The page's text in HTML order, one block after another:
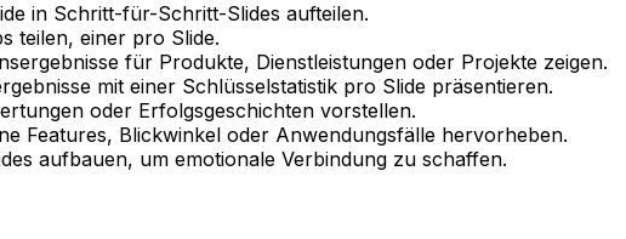
in Schritt-für-Schritt-Slides aufteilen.
teilen, einer pro Slide.
für Produkte, Dienstleistungen oder Projekte zeigen.
mit einer Schlüsselstatistik pro Slide präsentieren.
oder Erfolgsgeschichten vorstellen.
Features, Blickwinkel oder Anwendungsfälle hervorheben.
aufbauen, um emotionale Verbindung zu schaffen.